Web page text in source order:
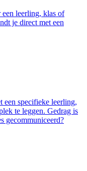
een leerling, klas of
je direct met een
een specifieke leerling,
te leggen. Gedrag is
gecommuniceerd?